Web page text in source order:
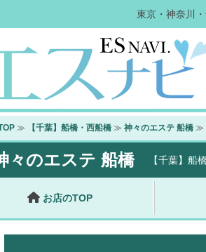
東京・神奈川
≫ 【千葉】船橋・西船橋 ≫ 神々のエステ 船橋 ≫
々のエステ 船橋 【千葉】船
お店のTOP